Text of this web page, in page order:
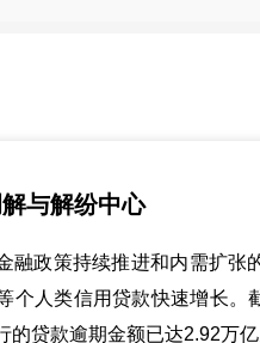
与解纷中心
融政策持续推进和内需扩张
个人类信用贷款快速增长。
的贷款逾期金额已达2.92万